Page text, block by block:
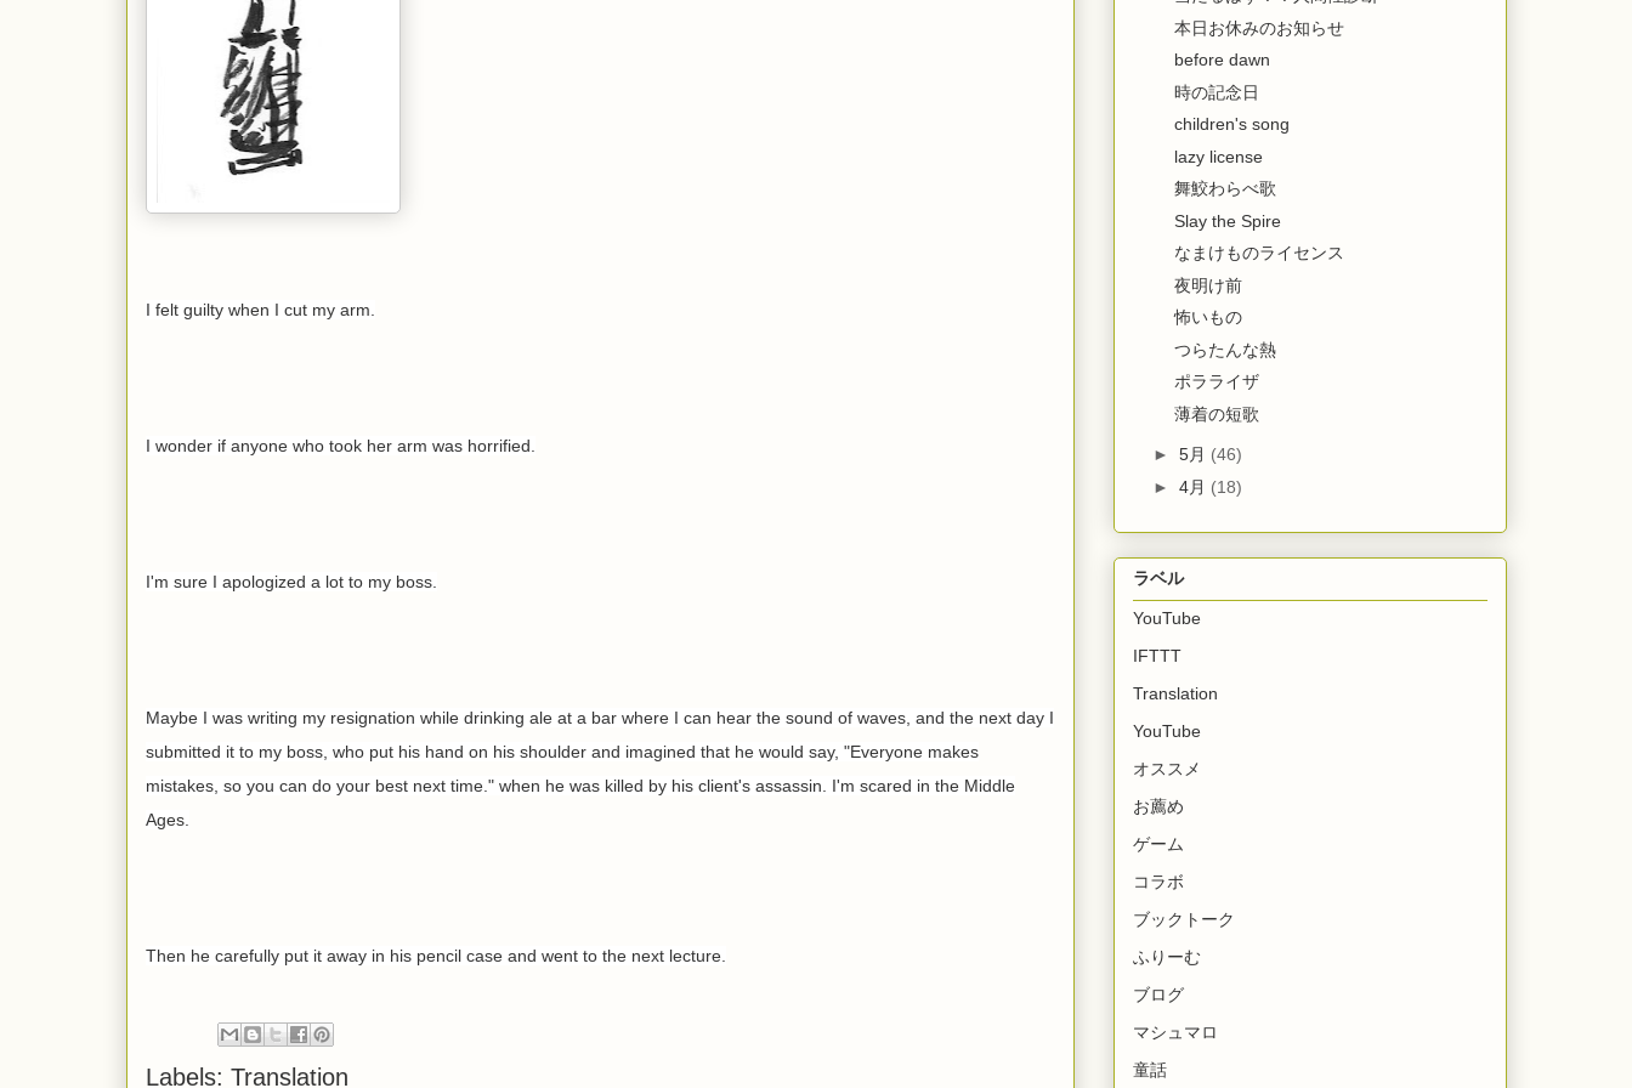
I felt guilty when I cut my arm.
I wonder if anyone who took her arm was horrified.
I'm sure I apologized a lot to my boss.
Maybe I was writing my resignation while drinking ale at a bar where I can hear the sound of waves, and the next day I
submitted it to my boss, who put his hand on his shoulder and imagined that he would say, "Everyone makes
mistakes, so you can do your best next time." when he was killed by his client's assassin. I'm scared in the Middle
Ages.
Then he carefully put it away in his pencil case and went to the next lecture.
Labels: Translation
本日お休みのお知らせ
before dawn
時の記念日
children's song
lazy license
舞鮫わらべ歌
Slay the Spire
なまけものライセンス
夜明け前
怖いもの
つらたんな熱
ポラライザ
薄着の短歌
►5月 (46)
►4月 (18)
ラベル
YouTube
IFTTT
Translation
YouTube
オススメ
お薦め
ゲーム
コラボ
ブックトーク
ふりーむ
ブログ
マシュマロ
童話